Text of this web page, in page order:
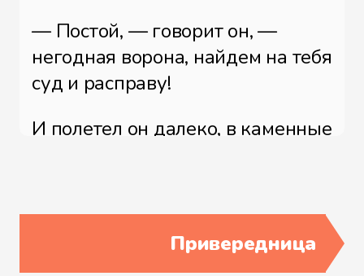
— Постой, — говорит он, —
негодная ворона, найдем на тебя
суд и расправу!
И полетел он далеко, в каменные
свой праведный суд наПривередница